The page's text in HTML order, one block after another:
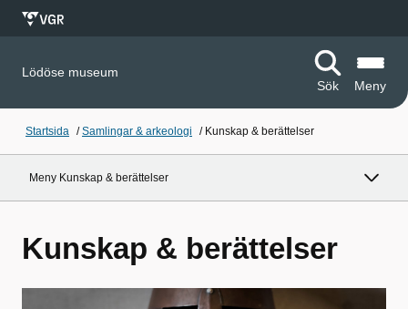
Lödöse museum
Sök
Meny
Startsida /Samlingar & arkeologi / Kunskap & berättelser
Meny Kunskap & berättelser
Kunskap & berättelser